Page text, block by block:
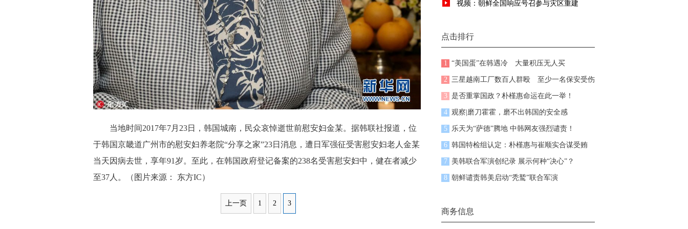
视频：朝鲜全国响应号召参与灾区重建
点击排行
1 “美国蛋”在韩遇冷 大量积压无人买
2 三星越南工厂数百人群殴 至少一名保安受伤
3 是否重掌国政？朴槿惠命运在此一举！
4 观察|磨刀霍霍，磨不出韩国的安全感
5 乐天为“萨德”腾地 中韩网友强烈谴责！
6 韩国特检组认定：朴槿惠与崔顺实合谋受贿
7 美韩联合军演创纪录 展示何种“决心”？
8 朝鲜谴责韩美启动“秃鹫”联合军演
商务信息
当地时间2017年7月23日，韩国城南，民众哀悼逝世前慰安妇金某。据韩联社报道，位
于韩国京畿道广州市的慰安妇养老院“分享之家”23日消息，遭日军强征受害慰安妇老人金某
当天因病去世，享年91岁。至此，在韩国政府登记备案的238名受害慰安妇中，健在者减少
至37人。（图片来源： 东方IC）
上一页 1 2 3